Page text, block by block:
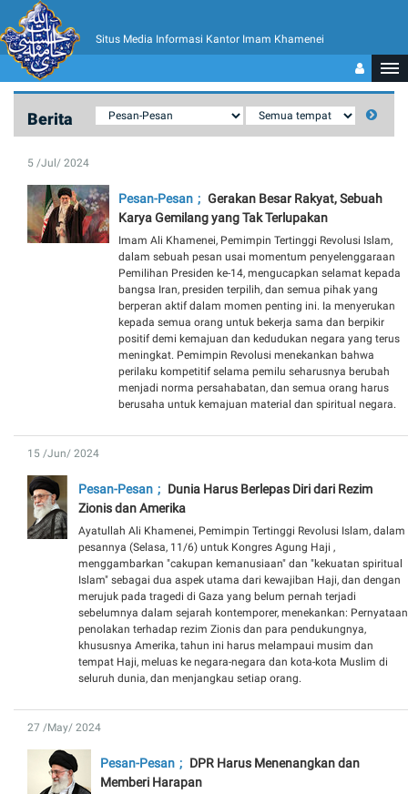
Situs Media Informasi Kantor Imam Khamenei
Berita
5 /Jul/ 2024
Pesan-Pesan
Gerakan Besar Rakyat, Sebuah
Karya Gemilang yang Tak Terlupakan
Imam Ali Khamenei, Pemimpin Tertinggi Revolusi Islam,
dalam sebuah pesan usai momentum penyelenggaraan
Pemilihan Presiden ke-14, mengucapkan selamat kepada
bangsa Iran, presiden terpilih, dan semua pihak yang
berperan aktif dalam momen penting ini. Ia menyerukan
kepada semua orang untuk bekerja sama dan berpikir
positif demi kemajuan dan kedudukan negara yang terus
meningkat. Pemimpin Revolusi menekankan bahwa
perilaku kompetitif selama pemilu seharusnya berubah
menjadi norma persahabatan, dan semua orang harus
berusaha untuk kemajuan material dan spiritual negara.
15 /Jun/ 2024
Pesan-Pesan
Dunia Harus Berlepas Diri dari Rezim
Zionis dan Amerika
Ayatullah Ali Khamenei, Pemimpin Tertinggi Revolusi Islam, dalam
pesannya (Selasa, 11/6) untuk Kongres Agung Haji ,
menggambarkan "cakupan kemanusiaan" dan "kekuatan spiritual
Islam" sebagai dua aspek utama dari kewajiban Haji, dan dengan
merujuk pada tragedi di Gaza yang belum pernah terjadi
sebelumnya dalam sejarah kontemporer, menekankan: Pernyataan
penolakan terhadap rezim Zionis dan para pendukungnya,
khususnya Amerika, tahun ini harus melampaui musim dan
tempat Haji, meluas ke negara-negara dan kota-kota Muslim di
seluruh dunia, dan menjangkau setiap orang.
27 /May/ 2024
Pesan-Pesan
DPR Harus Menenangkan dan
Memberi Harapan